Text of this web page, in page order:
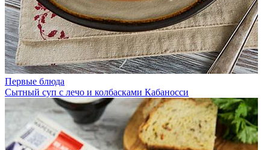
Первые блюда
Сытный суп с лечо и колбасками Кабаносси